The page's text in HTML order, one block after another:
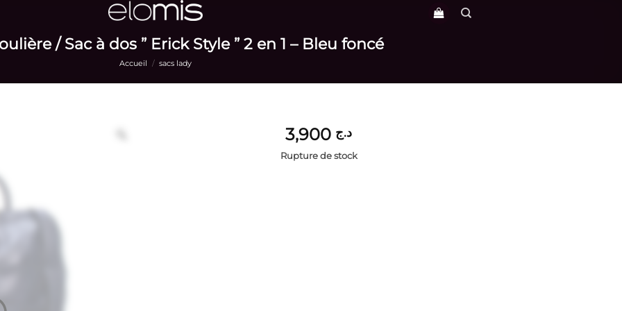
/ Sac à dos ” Erick Style ” 2 en 1 – Bleu foncé
Accueil / sacs lady
د.ج
Rupture de stock